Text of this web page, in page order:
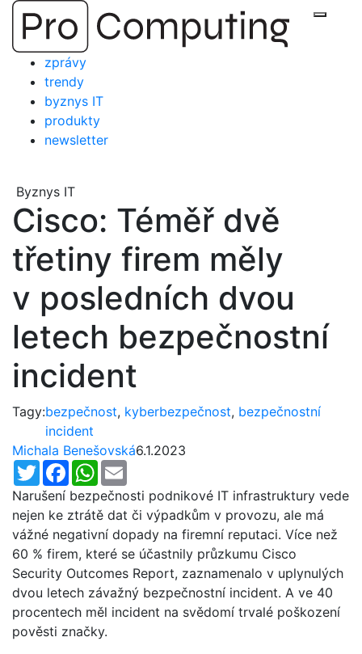
Přejít
obsah
zprávy
trendy
byznys IT
produkty
newsletter
Byznys IT
Cisco: Téměř dvě
třetiny firem měly
v posledních dvou
letech bezpečnostní
incident
Tagy:bezpečnost, kyberbezpečnost, bezpečnostní
incident
Michala Benešovská6.1.2023
TwitterFacebookWhatsApp
Narušení bezpečnosti podnikové IT infrastruktury vede
nejen ke ztrátě dat či výpadkům v provozu, ale má
vážné negativní dopady na firemní reputaci. Více než
60 % firem, které se účastnily průzkumu Cisco
Security Outcomes Report, zaznamenalo v uplynulých
dvou letech závažný bezpečnostní incident. A ve 40
procentech měl incident na svědomí trvalé poškození
pověsti značky.